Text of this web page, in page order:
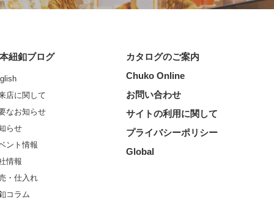
紐釦ブログ
店に関して
なお知らせ
らせ
ント情報
情報
・仕入れ
コラム
カタログのご案内
Chuko Online
お問い合わせ
サイトの利用に関して
プライバシーポリシー
Global